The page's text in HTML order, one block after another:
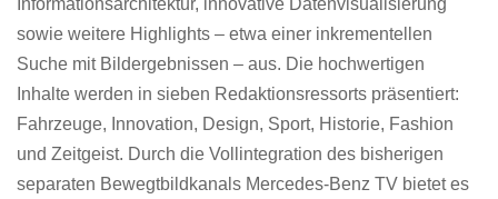
Informationsarchitektur, innovative Datenvisualisierung
sowie weitere Highlights – etwa einer inkrementellen
Suche mit Bildergebnissen – aus. Die hochwertigen
Inhalte werden in sieben Redaktionsressorts präsentiert:
Fahrzeuge, Innovation, Design, Sport, Historie, Fashion
und Zeitgeist. Durch die Vollintegration des bisherigen
separaten Bewegtbildkanals Mercedes-Benz TV bietet es